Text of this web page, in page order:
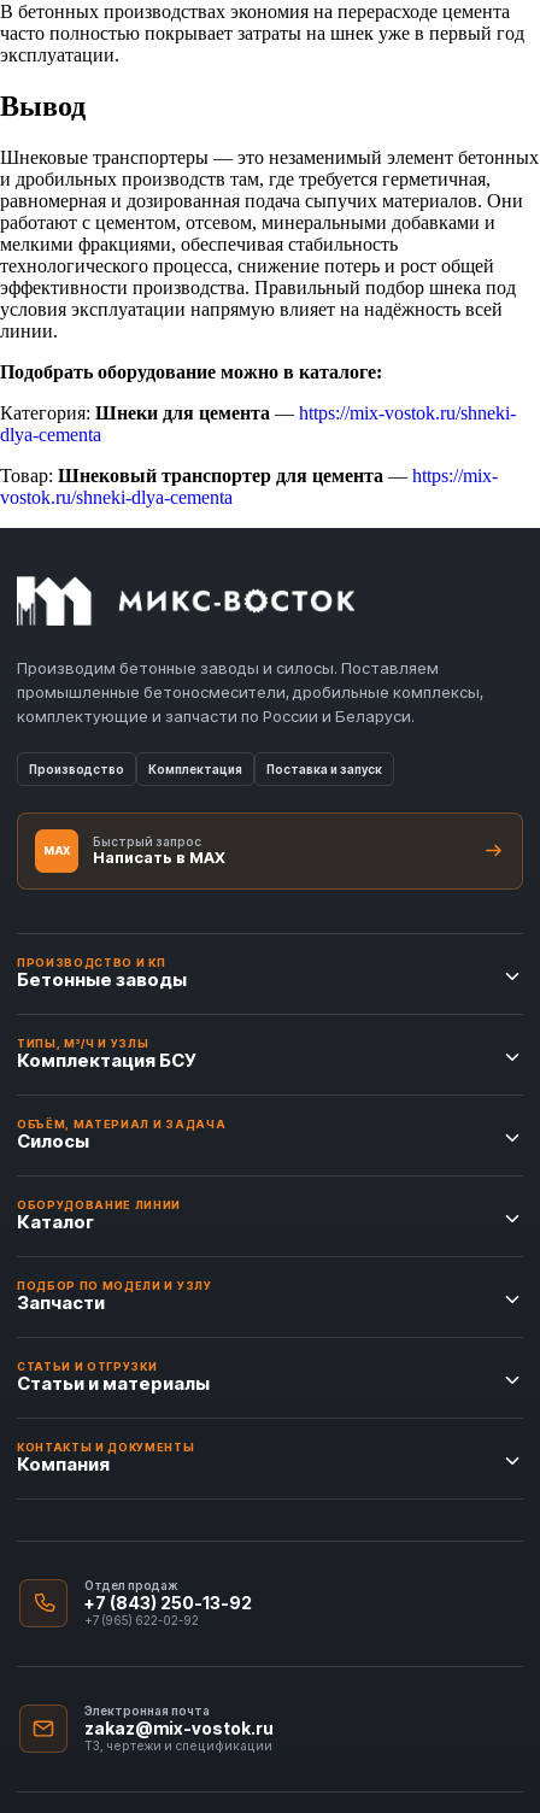
В бетонных производствах экономия на перерасходе цемента
часто полностью покрывает затраты на шнек уже в первый год
эксплуатации.
Вывод
Шнековые транспортеры — это незаменимый элемент бетонных
и дробильных производств там, где требуется герметичная,
равномерная и дозированная подача сыпучих материалов. Они
работают с цементом, отсевом, минеральными добавками и
мелкими фракциями, обеспечивая стабильность
технологического процесса, снижение потерь и рост общей
эффективности производства. Правильный подбор шнека под
условия эксплуатации напрямую влияет на надёжность всей
линии.
Подобрать оборудование можно в каталоге:
Категория: Шнеки для цемента — https://mix-vostok.ru/shneki-
dlya-cementa
Товар: Шнековый транспортер для цемента — https://mix-
vostok.ru/shneki-dlya-cementa
Производим бетонные заводы и силосы. Поставляем
промышленные бетоносмесители, дробильные комплексы,
комплектующие и запчасти по России и Беларуси.
Производство Комплектация Поставка и запуск
MAX
Быстрый запрос
Написать в MAX
ПРОИЗВОДСТВО И КП
Бетонные заводы
ТИПЫ, М³/Ч И УЗЛЫ
Комплектация БСУ
ОБЪЁМ, МАТЕРИАЛ И ЗАДАЧА
Силосы
ОБОРУДОВАНИЕ ЛИНИИ
Каталог
ПОДБОР ПО МОДЕЛИ И УЗЛУ
Запчасти
СТАТЬИ И ОТГРУЗКИ
Статьи и материалы
КОНТАКТЫ И ДОКУМЕНТЫ
Компания
Отдел продаж
+7 (843) 250-13-92
+7 (965) 622-02-92
Электронная почта
zakaz@mix-vostok.ru
ТЗ, чертежи и спецификации